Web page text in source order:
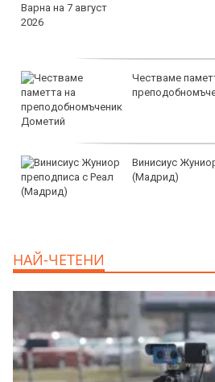
продава,
София,
продава,
София, Дружба 1,
НАЙ-ЧЕТЕНИ